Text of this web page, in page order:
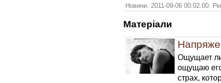
Новини. 2011-09-06 00:02:00.
Матерiали
Ощущает ли
ощущаю
страх,